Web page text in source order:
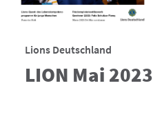
Lions Deutschland
LION Mai 2023